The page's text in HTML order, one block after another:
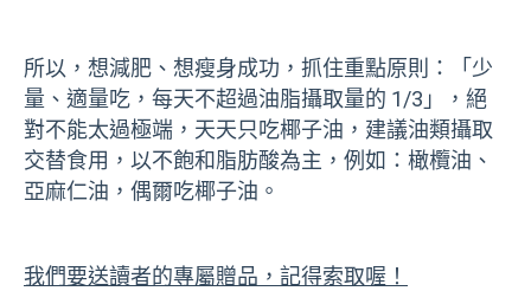
所以 ，想減肥、想瘦身成功，抓住重點原則：「少
量、適量吃，每天不超過油脂攝取量的 1/3」
，絕
對不能太過極端，天天只吃椰子油，建議油類攝取
交替食用，以不飽和脂肪酸為主，例如：橄欖油、
亞麻仁油，偶爾吃椰子油。
我們要送讀者的專屬贈品，記得索取喔！